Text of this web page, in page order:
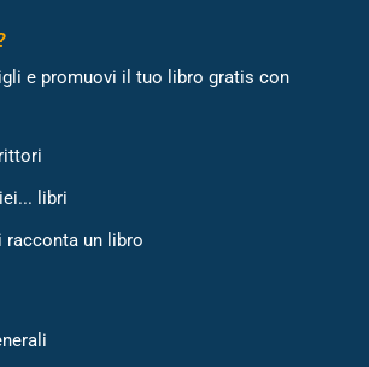
e promuovi il tuo libro gratis con
libri
un libro